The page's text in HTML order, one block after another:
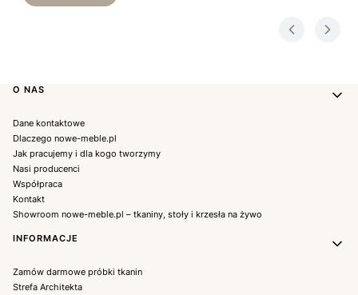
Linki w stopce
O NAS
Dane kontaktowe
Dlaczego nowe-meble.pl
Jak pracujemy i dla kogo tworzymy
Nasi producenci
Współpraca
Kontakt
Showroom nowe-meble.pl – tkaniny, stoły i krzesła na żywo
INFORMACJE
Zamów darmowe próbki tkanin
Strefa Architekta